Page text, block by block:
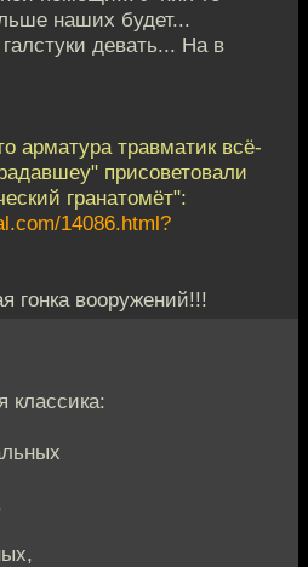
наших будет...
девать... На в
арматура травматик всё-
присоветовали
гранатомёт":
14086.html?
гонка вооружений!!!
классика: